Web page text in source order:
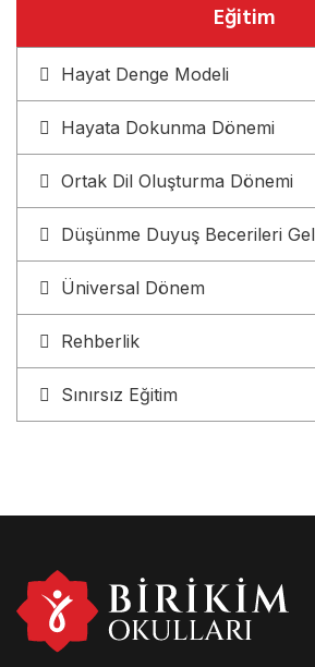
Eğitim
Hayat Denge Modeli
Hayata Dokunma Dönemi
Ortak Dil Oluşturma Dönemi
Düşünme Duyuş Becerileri
Üniversal Dönem
Rehberlik
Sınırsız Eğitim